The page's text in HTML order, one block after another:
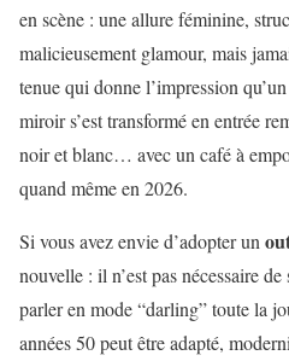
en scène : une allure féminine,
malicieusement glamour, mais
tenue qui donne l’impression
miroir s’est transformé en entrée
noir et blanc… avec un café à
quand même en 2026.
Si vous avez envie d’adopter un
nouvelle : il n’est pas nécessaire
parler en mode “darling” toute la
années 50 peut être adapté,